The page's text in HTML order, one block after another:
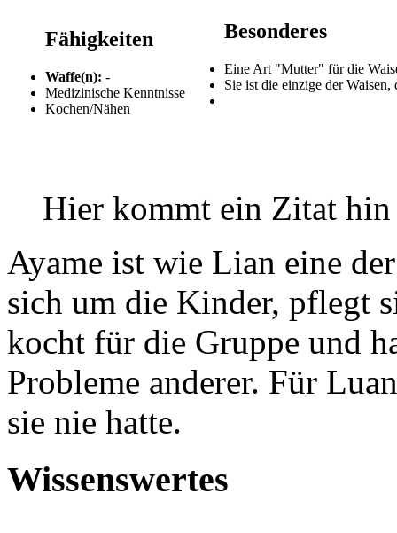
Fähigkeiten
Waffe(n): -
Medizinische Kenntnisse
Kochen/Nähen
Besonderes
Eine Art "Mutter" für die
Sie ist die einzige der
Hier kommt ein Zitat hin
Ayame ist wie Lian eine
sich um die Kinder, pflegt
kocht für die Gruppe und
Probleme anderer. Für
sie nie hatte.
Wissenswertes